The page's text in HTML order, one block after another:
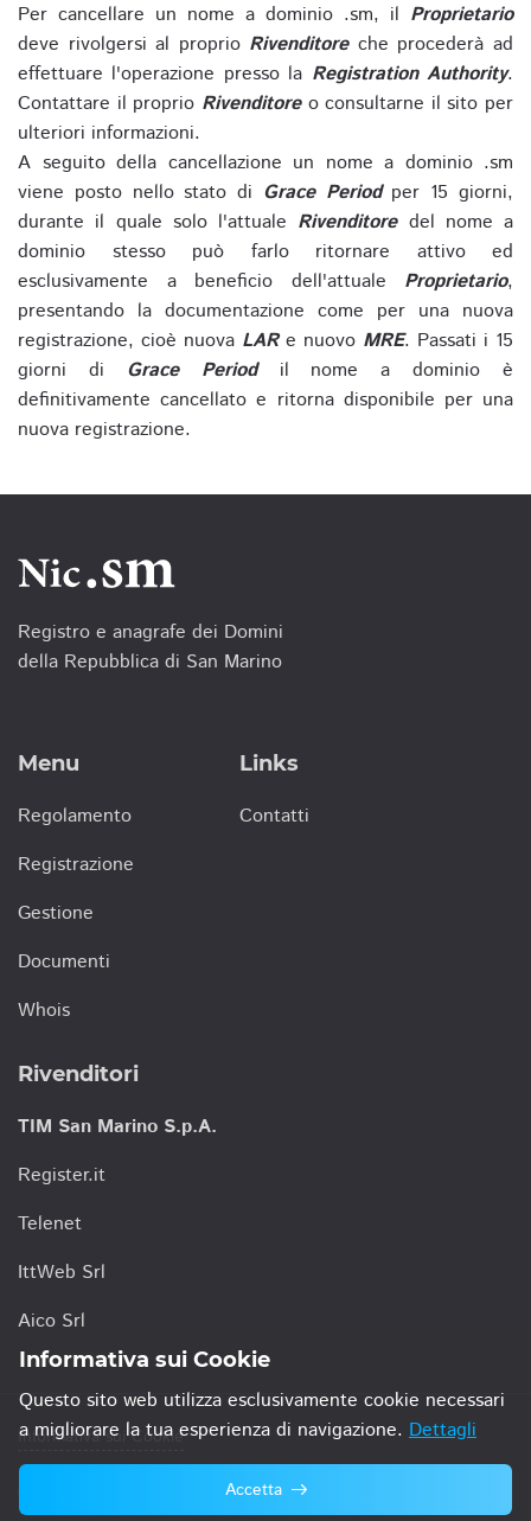
Per cancellare un nome a dominio .sm, il Proprietario
deve rivolgersi al proprio Rivenditoreche procederà ad
effettuare l'operazione presso la Registration Authority.
Contattare il proprio Rivenditoreo consultarne il sito per
ulteriori informazioni.
A seguito della cancellazione un nome a dominio .sm
viene posto nello stato di Grace Periodper 15 giorni,
durante il quale solo l'attuale Rivenditoredel nome a
dominio stesso può farlo ritornare attivo ed
esclusivamente a beneficio dell'attuale Proprietario,
presentando la documentazione come per una nuova
registrazione, cioè nuova LARe nuovo MRE. Passati i 15
giorni di Grace Periodil nome a dominio è
definitivamente cancellato e ritorna disponibile per una
nuova registrazione.
Registro e anagrafe dei Domini
della Repubblica di San Marino
Menu
Regolamento
Registrazione
Gestione
Documenti
Whois
Links
Contatti
Rivenditori
TIM San Marino S.p.A.
Register.it
Telenet
IttWeb Srl
Aico Srl
Informativa sui Cookie
© 2021 TIM San Marino S.p.A.
Informativa sui Cookie
Questo sito web utilizza esclusivamente cookie necessari
a migliorare la tua esperienza di navigazione. Dettagli
Accetta